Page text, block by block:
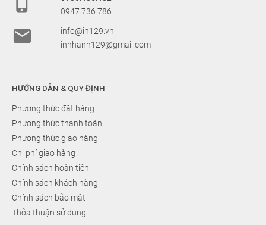
0947.736.786

info@in129.vn
innhanh129@gmail.com
HƯỚNG DẪN & QUY ĐỊNH
Phương thức đặt hàng
Phương thức thanh toán
Phương thức giao hàng
Chi phí giao hàng
Chính sách hoàn tiền
Chính sách khách hàng
Chính sách bảo mật
Thỏa thuận sử dụng